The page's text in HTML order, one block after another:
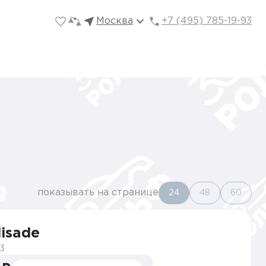
Москва +7 (495) 785-19-93
показывать на странице 24 48 60